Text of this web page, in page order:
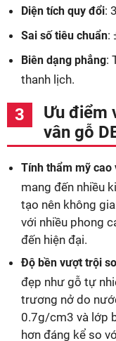
Diện tích quy đổi:
Sai số tiêu chuẩn:
Biên dạng phẳng:
thanh lịch.
Ưu điểm
vân gỗ
Tính thẩm mỹ cao
mang đến nhiều
tạo nên không
với nhiều phong
đến hiện đại.
Độ bền vượt trội
đẹp như gỗ tự
trương nở do
0.7g/cm3 và lớp
hơn đáng kể so